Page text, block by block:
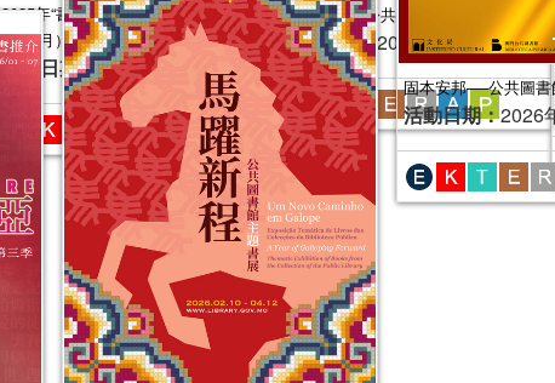
固本安邦──公共圖
活動日期：2026
2025年“書香伴成長”親子閱讀推廣活動
（7-9月）
活動日期：2025年07月05日
報名結束
韻味西湖──公共圖書館主題書展
活動日期：2025年06月06日
2025年故事天地
活動日期： 2025年01月04日